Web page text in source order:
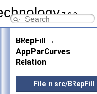
7.9.0
BRepFill →
AppParCurves
Relation
File in src/BRepFill